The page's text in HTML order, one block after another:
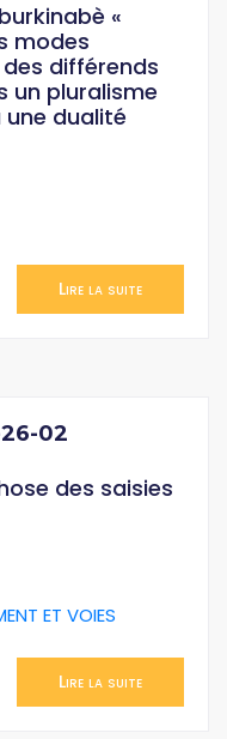
«
modes
différends
un pluralisme
dualité
Lire la suite
02
des saisies
ET VOIES
Lire la suite